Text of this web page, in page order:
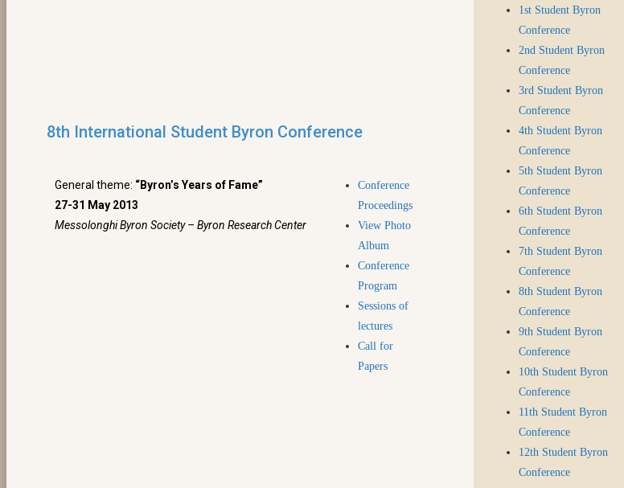
8th International Student Byron Conference
General theme: “Byron’s Years of Fame”
27-31 May 2013
Messolonghi Byron Society – Byron Research Center
Conference
Proceedings
View Photo
Album
Conference
Program
Sessions of
lectures
Call for
Papers
1st Student Byron
Conference
2nd Student Byron
Conference
3rd Student Byron
Conference
4th Student Byron
Conference
5th Student Byron
Conference
6th Student Byron
Conference
7th Student Byron
Conference
8th Student Byron
Conference
9th Student Byron
Conference
10th Student Byron
Conference
11th Student Byron
Conference
12th Student Byron
Conference